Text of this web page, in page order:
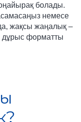
оңайырақ болады.
немесе
жақсы жаңалық –
дұрыс форматты